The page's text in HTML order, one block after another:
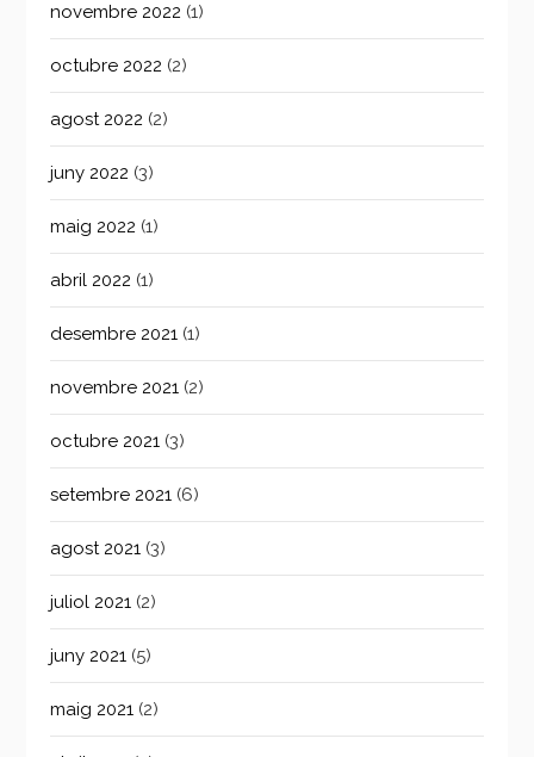
novembre 2022 (1)
octubre 2022 (2)
agost 2022 (2)
juny 2022 (3)
maig 2022 (1)
abril 2022 (1)
desembre 2021 (1)
novembre 2021 (2)
octubre 2021 (3)
setembre 2021 (6)
agost 2021 (3)
juliol 2021 (2)
juny 2021 (5)
maig 2021 (2)